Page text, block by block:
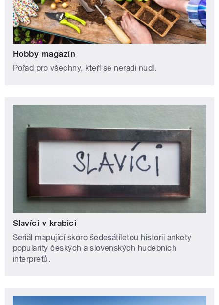
Hobby magazín
Pořad pro všechny, kteří se neradi nudí.
Slavíci v krabici
Seriál mapující skoro šedesátiletou historii ankety
popularity českých a slovenských hudebních
interpretů.